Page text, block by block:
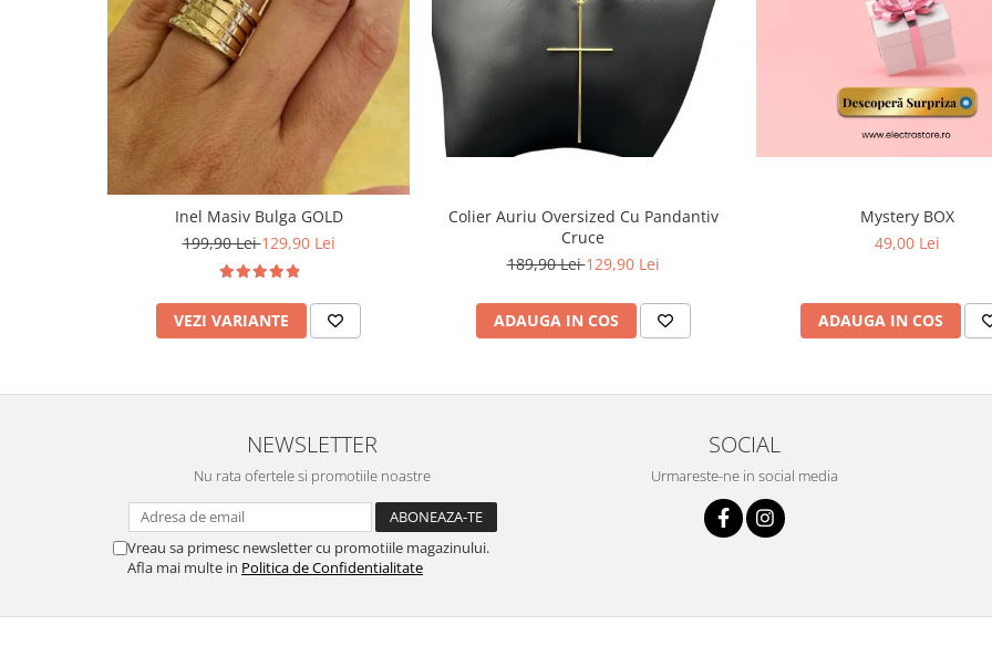
Inel Masiv Bulga GOLD
199,90 Lei129,90 Lei
VEZI VARIANTE
Colier Auriu Oversized Cu Pandantiv
Cruce
189,90 Lei129,90 Lei
ADAUGA IN COS
Mystery BOX
49,00 Lei
ADAUGA IN COS
NEWSLETTER
Nu rata ofertele si promotiile noastre
Vreau sa primesc newsletter cu promotiile magazinului.
Afla mai multe in Politica de Confidentialitate
SOCIAL
Urmareste-ne in social media